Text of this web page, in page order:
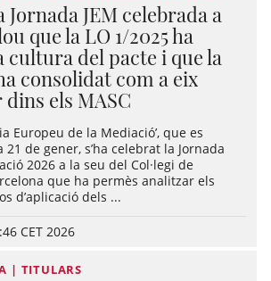
Jornada JEM celebrada a
que la LO 1/2025 ha
del pacte i que la
consolidat com a eix
els MASC
Europeu de la Mediació’, que es
de gener, s’ha celebrat la Jornada
2026 a la seu del Col·legi de
que ha permès analitzar els
d’aplicació dels ...
CET 2026
| TITULARS